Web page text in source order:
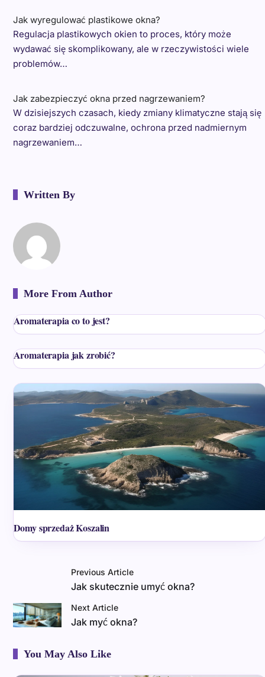
Jak wyregulować plastikowe okna?
Regulacja plastikowych okien to proces, który może
wydawać się skomplikowany, ale w rzeczywistości wiele
problemów…
Jak zabezpieczyć okna przed nagrzewaniem?
W dzisiejszych czasach, kiedy zmiany klimatyczne stają się
coraz bardziej odczuwalne, ochrona przed nadmiernym
nagrzewaniem…
Written By
More From Author
Aromaterapia co to jest?
Aromaterapia jak zrobić?
Domy sprzedaż Koszalin
Previous Article
Jak skutecznie umyć okna?
Next Article
Jak myć okna?
You May Also Like